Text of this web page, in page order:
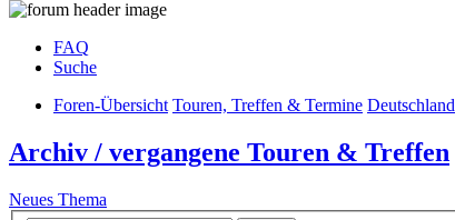
FAQ
Suche
Foren-Übersicht Touren, Treffen & Termine Deutschland
Archiv / vergangene Touren & Treffen
Neues Thema